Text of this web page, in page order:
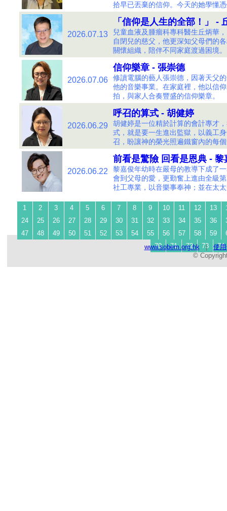
拾早已丟棄的信仰。今天的她學懂
2026.07.13
「信仰是人生的全部！」 -
兒童血液及腫瘤科專科醫生丘炳華
自閉兒的慈父，他更深知父母們的
關懷組織，陪伴不同家庭渡過困境。
2026.07.06
信仰樂章 - 張崇德
修讀電腦的藝人張崇德，因著天父
他的音樂事業。在家庭裡，他以信
拍，與家人合奏豐盛的信仰樂章。
2026.06.29
呼召的算式 - 胡健婷
胡健婷是一位精於計算的會計專才
式，就是要一生進出監獄，以義工
召，盼讓神的榮光照遍鐵窗內的每
2026.06.22
前看是驚險 回看是恩典 - 黎
黎嘉俊年幼時在嚴母的教導下成了
會到父母的愛，更勤奮上進由全級
社工專業，以音樂事奉神；並在太
1 2 3 4 5 6 7 8 9 10 11 12 13
24
25 26 27 28 29 30 31 32 33 34 35 36
47
48 49 50 51 52 53 54 55 56 57 58 59
70
71 72 73 74
www.sobem.org.hk| 使
©